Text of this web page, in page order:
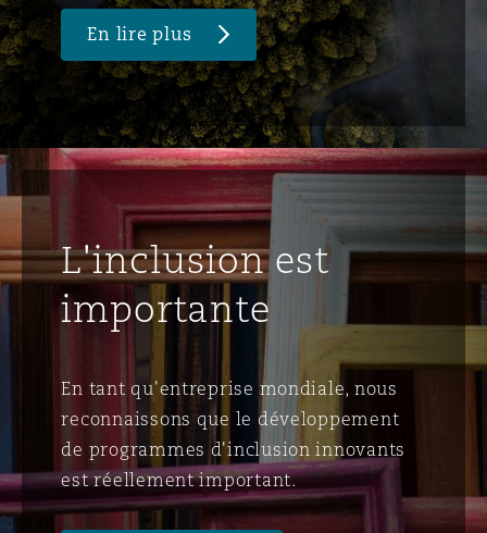
En lire plus
L'inclusion est
importante
En tant qu'entreprise mondiale, nous
reconnaissons que le développement
de programmes d'inclusion innovants
est réellement important.